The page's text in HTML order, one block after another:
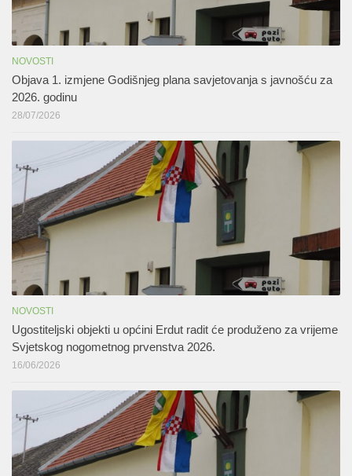
NOVOSTI
Objava 1. izmjene Godišnjeg plana savjetovanja s javnošću za
2026. godinu
28/07/2026
NOVOSTI
Ugostiteljski objekti u općini Erdut radit će produženo za vrijeme
Svjetskog nogometnog prvenstva 2026.
16/06/2026